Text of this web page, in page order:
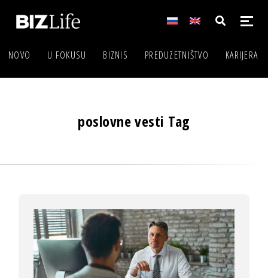
NOVO U FOKUSU BIZNIS PREDUZETNIŠTVO KARIJERA
poslovne vesti Tag